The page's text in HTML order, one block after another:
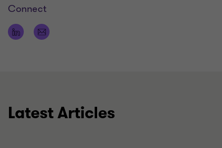
Connect
Latest Articles